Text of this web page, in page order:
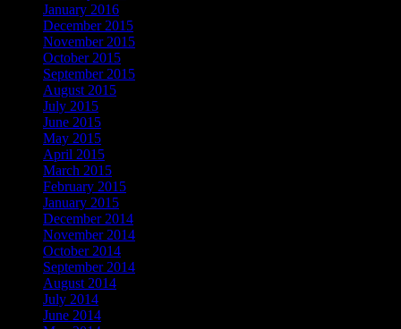
January 2016
December 2015
November 2015
October 2015
September 2015
August 2015
July 2015
June 2015
May 2015
April 2015
March 2015
February 2015
January 2015
December 2014
November 2014
October 2014
September 2014
August 2014
July 2014
June 2014